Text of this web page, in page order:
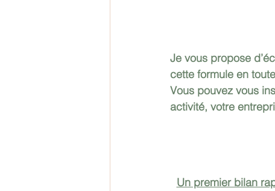
Je vous propose
cette formule en
Vous pouvez vous
activité, votre
Un premier bilan